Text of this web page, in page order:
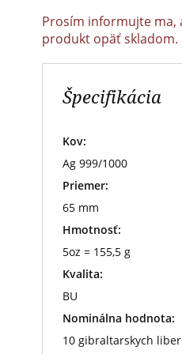
Prosím informujte ma,
produkt opäť skladom.
Špecifikácia
Kov:
Ag 999/1000
Priemer:
65 mm
Hmotnosť:
5oz = 155,5 g
Kvalita:
BU
Nominálna hodnota:
10 gibraltarskych liber